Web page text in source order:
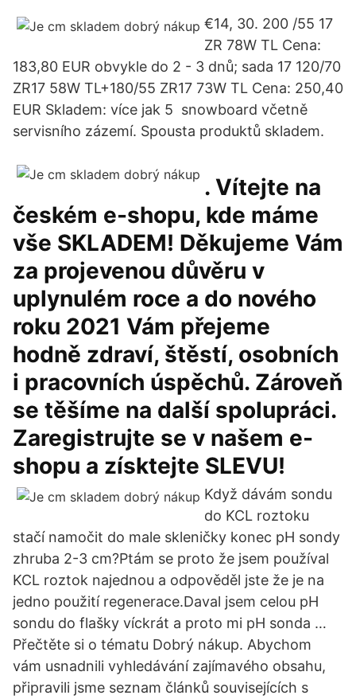
€14, 30. 200 /55 17
ZR 78W TL Cena:
183,80 EUR obvykle do 2 - 3 dnů; sada 17 120/70
ZR17 58W TL+180/55 ZR17 73W TL Cena: 250,40
EUR Skladem: více jak 5 snowboard včetně
servisního zázemí. Spousta produktů skladem.
. Vítejte na
českém e-shopu, kde máme
vše SKLADEM! Děkujeme Vám
za projevenou důvěru v
uplynulém roce a do nového
roku 2021 Vám přejeme
hodně zdraví, štěstí, osobních
i pracovních úspěchů. Zároveň
se těšíme na další spolupráci.
Zaregistrujte se v našem e-
shopu a získtejte SLEVU!
Když dávám sondu
do KCL roztoku
stačí namočit do male skleničky konec pH sondy
zhruba 2-3 cm?Ptám se proto že jsem používal
KCL roztok najednou a odpověděl jste že je na
jedno použití regenerace.Daval jsem celou pH
sondu do flašky víckrát a proto mi pH sonda …
Přečtěte si o tématu Dobrý nákup. Abychom
vám usnadnili vyhledávání zajímavého obsahu,
připravili jsme seznam článků souvisejících s